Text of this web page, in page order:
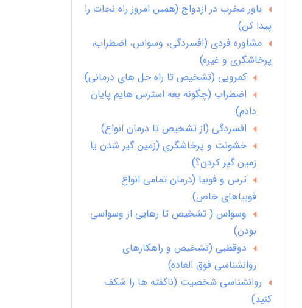
باور مخرب در ازدواج (همین امروز راه نجات را
پیدا کن)
مشاوره فردی (افسردگی، وسواس، اضطراب،
پرخاشگری و غیره)
کمرویی (تشخیص تا راه حل های درمانی)
اضطراب (چگونه بعه استرس هایم پایان
دادم)
افسردگی (از تشخیص تا درمان انواع)
خشونت و پرخاشگری (زمین گیر شدن یا
زمین گیر کردن؟)
ترس و فوبیا (درمان تمامی انواع
فوبیاهای خاص)
وسواس ( تشخیص تا رهایی از وسواسی
بودن)
دوقطبی (تشخیص و راهکارهای
روانشناسی فوق العاده)
روانشناسی شخصیت (ناگفته ها را شکف
کنید)